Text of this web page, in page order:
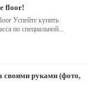
floor!
Успейте купить
по специальной...